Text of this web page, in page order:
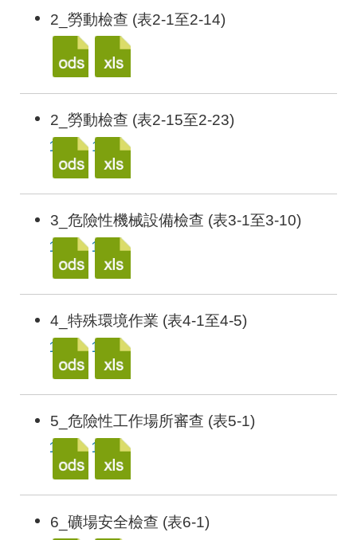
2_勞動檢查 (表2-1至2-14)
2_勞動檢查 (表2-15至2-23)
3_危險性機械設備檢查 (表3-1至3-10)
4_特殊環境作業 (表4-1至4-5)
5_危險性工作場所審查 (表5-1)
6_礦場安全檢查 (表6-1)